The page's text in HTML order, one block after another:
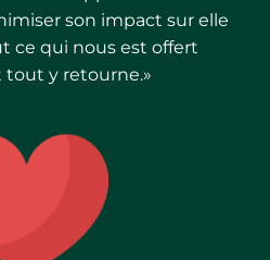
son impact sur elle
ce qui nous est offert
tout y retourne.»